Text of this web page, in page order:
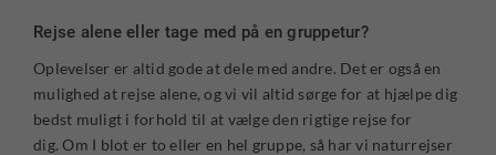
Rejse alene eller tage med på en gruppetur?
Oplevelser er altid gode at dele med andre. Det er også en
mulighed at rejse alene, og vi vil altid sørge for at hjælpe dig
bedst muligt i forhold til at vælge den rigtige rejse for
dig. Om I blot er to eller en hel gruppe, så har vi naturrejser